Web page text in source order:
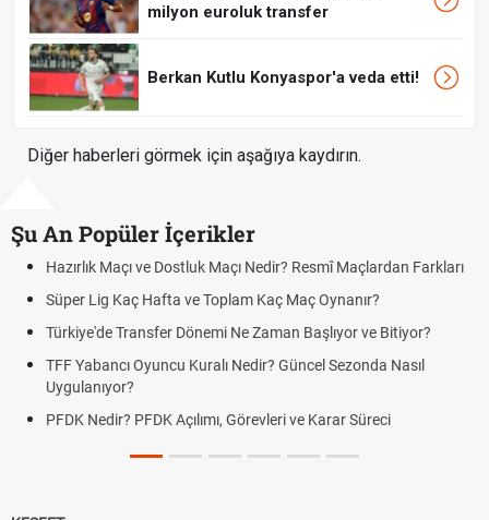
milyon euroluk transfer
Berkan Kutlu Konyaspor'a veda etti!
Diğer haberleri görmek için aşağıya kaydırın.
Şu An Popüler İçerikler
Hazırlık Maçı ve Dostluk Maçı Nedir? Resmî Maçlardan Farkları
Süper Lig Kaç Hafta ve Toplam Kaç Maç Oynanır?
Türkiye'de Transfer Dönemi Ne Zaman Başlıyor ve Bitiyor?
TFF Yabancı Oyuncu Kuralı Nedir? Güncel Sezonda Nasıl
Uygulanıyor?
PFDK Nedir? PFDK Açılımı, Görevleri ve Karar Süreci